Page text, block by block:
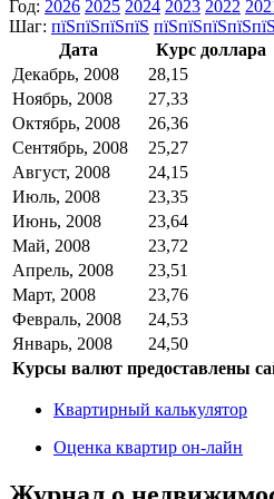
Год: 2026 2025 2024 2023 2022
Шаг: пїЅпїЅпїЅпїЅ
Дата
Курс доллара
Декабрь, 2008
28,15
Ноябрь, 2008
27,33
Октябрь, 2008
26,36
Сентябрь, 2008
25,27
Август, 2008
24,15
Июль, 2008
23,35
Июнь, 2008
23,64
Май, 2008
23,72
Апрель, 2008
23,51
Март, 2008
23,76
Февраль, 2008
24,53
Январь, 2008
24,50
Курсы валют предоставлены
Квартирный калькулятор
Оценка квартир он-лайн